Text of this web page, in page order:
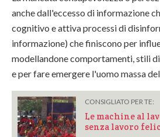
anche dall'eccesso di informazione
cognitivo e attiva processi di
informazione) che finiscono per
modellandone comportamenti, stili
e per fare emergere l'uomo massa
CONSIGLIATO PER TE:
Le machine al
senza lavoro